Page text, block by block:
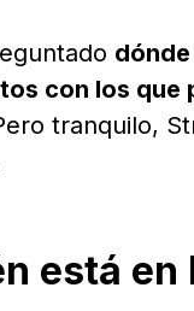
con los que
tranquilo,
está en